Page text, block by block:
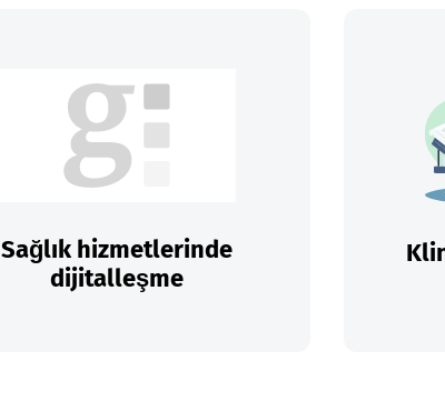
Sağlık hizmetlerinde
dijitalleşme